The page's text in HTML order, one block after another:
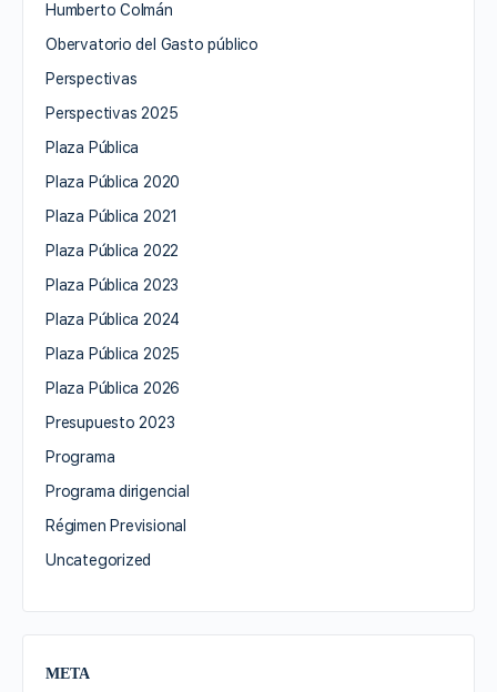
Humberto Colmán
Obervatorio del Gasto público
Perspectivas
Perspectivas 2025
Plaza Pública
Plaza Pública 2020
Plaza Pública 2021
Plaza Pública 2022
Plaza Pública 2023
Plaza Pública 2024
Plaza Pública 2025
Plaza Pública 2026
Presupuesto 2023
Programa
Programa dirigencial
Régimen Previsional
Uncategorized
META